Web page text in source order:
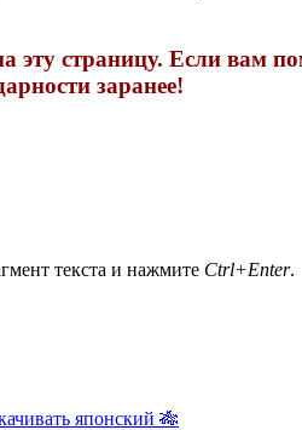
страницу. Если вам
заранее!
текста и нажмите Ctrl+Enter.
японский 🎋